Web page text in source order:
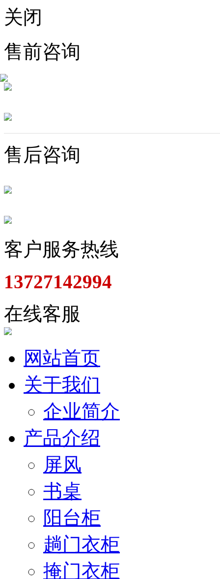
关闭
售前咨询
售后咨询
客户服务热线
13727142994
在线客服
网站首页
关于我们
企业简介
产品介绍
屏风
书桌
阳台柜
趟门衣柜
掩门衣柜